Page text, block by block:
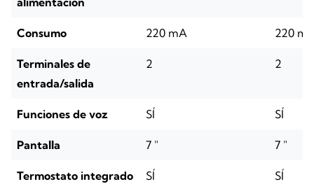
Consumo 220 mA 220
Terminales de
entrada/salida
2 2
Funciones de voz SÍ SÍ
Pantalla 7 " 7 "
Termostato integrado SÍ SÍ